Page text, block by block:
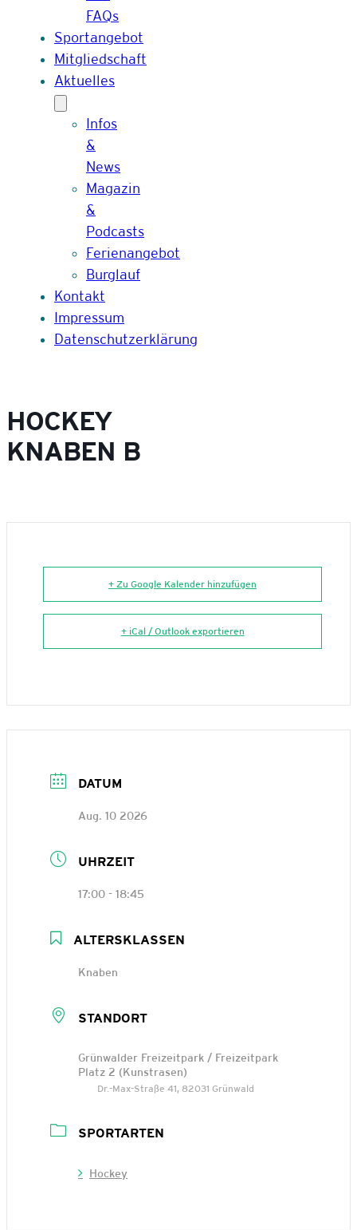
FAQs
Sportangebot
Mitgliedschaft
Aktuelles
Infos
&
News
Magazin
&
Podcasts
Ferienangebot
Burglauf
Kontakt
Impressum
Datenschutzerklärung
HOCKEY
KNABEN B
+ Zu Google Kalender hinzufügen
+ iCal / Outlook exportieren
DATUM
Aug. 10 2026
UHRZEIT
17:00 - 18:45
ALTERSKLASSEN
Knaben
STANDORT
Grünwalder Freizeitpark / Freizeitpark
Platz 2 (Kunstrasen)
Dr.-Max-Straße 41, 82031 Grünwald
SPORTARTEN
Hockey